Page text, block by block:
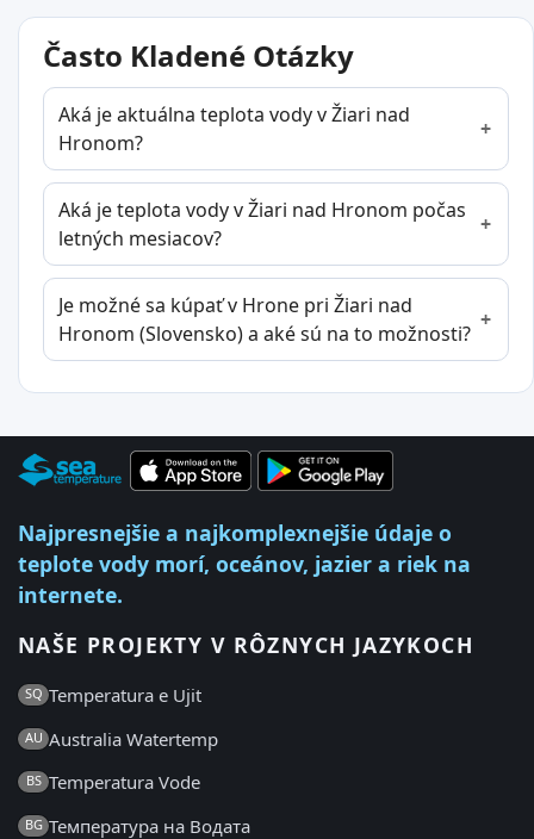
Často Kladené Otázky
Aká je aktuálna teplota vody v Žiari nad
Hronom?
Aká je teplota vody v Žiari nad Hronom počas
letných mesiacov?
Je možné sa kúpať v Hrone pri Žiari nad
Hronom (Slovensko) a aké sú na to možnosti?
Najpresnejšie a najkomplexnejšie údaje o
teplote vody morí, oceánov, jazier a riek na
internete.
NAŠE PROJEKTY V RÔZNYCH JAZYKOCH
SQ Temperatura e Ujit
AU Australia Watertemp
BS Temperatura Vode
BG Температура на Водата